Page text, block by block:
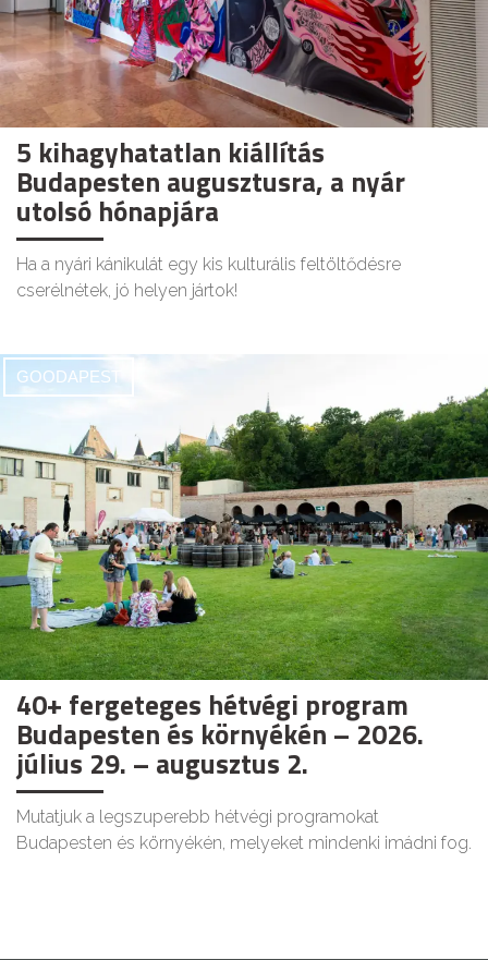
5 kihagyhatatlan kiállítás
Budapesten augusztusra, a nyár
utolsó hónapjára
Ha a nyári kánikulát egy kis kulturális feltöltődésre
cserélnétek, jó helyen jártok!
GOODAPEST
40+ fergeteges hétvégi program
Budapesten és környékén – 2026.
július 29. – augusztus 2.
Mutatjuk a legszuperebb hétvégi programokat
Budapesten és környékén, melyeket mindenki imádni fog.